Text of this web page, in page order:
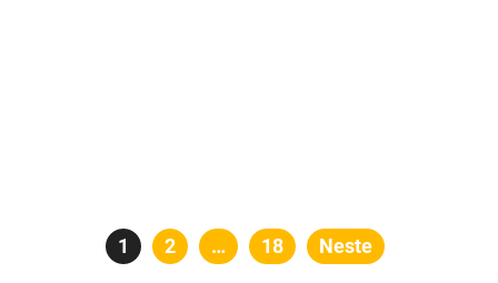
Posts
Side
1 Side
2 … Side
18 Neste